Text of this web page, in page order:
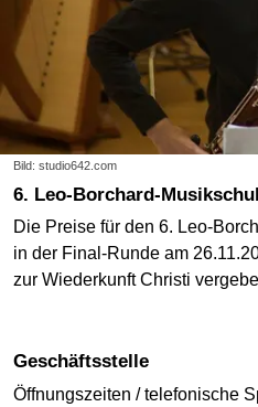
Bild: studio642.com
6. Leo-Borchard-
Die Preise für den 6. Leo-
in der Final-Runde am
zur Wiederkunft Christi
Geschäftsstelle
Öffnungszeiten / telefonische